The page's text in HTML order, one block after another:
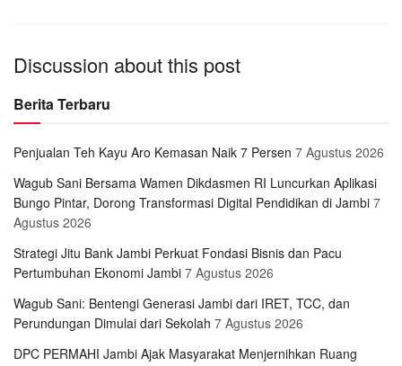
Discussion about this post
Berita Terbaru
Penjualan Teh Kayu Aro Kemasan Naik 7 Persen 7 Agustus 2026
Wagub Sani Bersama Wamen Dikdasmen RI Luncurkan Aplikasi
Bungo Pintar, Dorong Transformasi Digital Pendidikan di Jambi 7
Agustus 2026
Strategi Jitu Bank Jambi Perkuat Fondasi Bisnis dan Pacu
Pertumbuhan Ekonomi Jambi 7 Agustus 2026
Wagub Sani: Bentengi Generasi Jambi dari IRET, TCC, dan
Perundungan Dimulai dari Sekolah 7 Agustus 2026
DPC PERMAHI Jambi Ajak Masyarakat Menjernihkan Ruang